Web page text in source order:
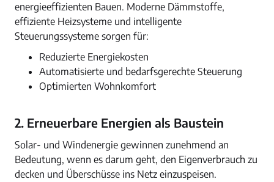
energieeffizienten Bauen. Moderne Dämmstoffe,
effiziente Heizsysteme und intelligente
Steuerungssysteme sorgen für:
Reduzierte Energiekosten
Automatisierte und bedarfsgerechte Steuerung
Optimierten Wohnkomfort
2. Erneuerbare Energien als Baustein
Solar- und Windenergie gewinnen zunehmend an
Bedeutung, wenn es darum geht, den Eigenverbrauch zu
decken und Überschüsse ins Netz einzuspeisen.